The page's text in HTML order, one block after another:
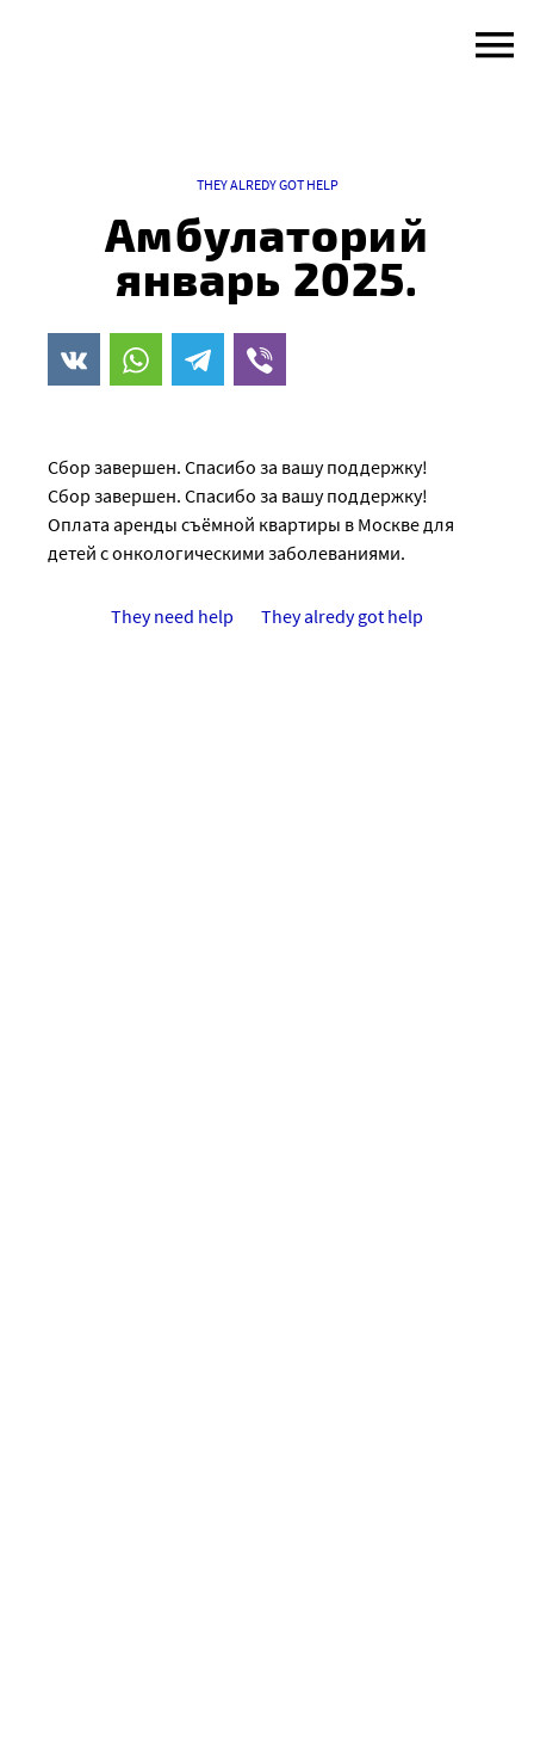
THEY ALREDY GOT HELP
Амбулаторий
январь 2025.
Сбор завершен. Спасибо за вашу поддержку!
Сбор завершен. Спасибо за вашу поддержку!
Оплата аренды съёмной квартиры в Москве для
детей с онкологическими заболеваниями.
They need help They alredy got help